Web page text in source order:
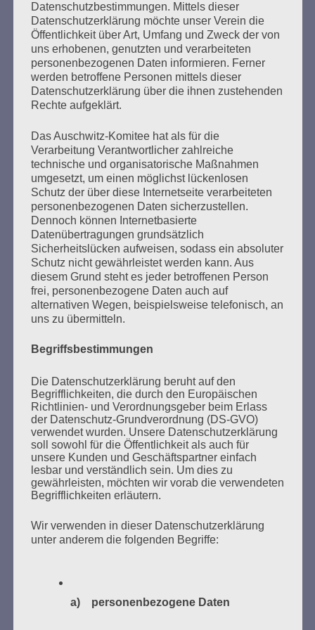
SUCHEN
NACH:
MARATHONLESUNG AUS DEN
VERBRANNTEN BÜCHERN
Donnerstag, 21. Mai 2026, 11 – 18 Uhr
Zum 26. Mal gibt es eine Marathonlesung anlässlich
des Gedenkens an die Verbrennung von Büchern am
Studentenorganisationen und Burschenschaftler
Weitere Informationen:lesezeichen-setzen.de
GEDENKEN UND ERINNERN BEGINNT IN
UNSERER NACHBARSCHAFT
Datenschutzbestimmungen. Mittels dieser
Datenschutzerklärung möchte unser Verein die
Öffentlichkeit über Art, Umfang und Zweck der von
uns erhobenen, genutzten und verarbeiteten
personenbezogenen Daten informieren. Ferner
werden betroffene Personen mittels dieser
Datenschutzerklärung über die ihnen zustehenden
Rechte aufgeklärt.
Das Auschwitz-Komitee hat als für die
Verarbeitung Verantwortlicher zahlreiche
technische und organisatorische Maßnahmen
umgesetzt, um einen möglichst lückenlosen
Schutz der über diese Internetseite verarbeiteten
personenbezogenen Daten sicherzustellen.
Dennoch können Internetbasierte
Datenübertragungen grundsätzlich
Sicherheitslücken aufweisen, sodass ein absoluter
Schutz nicht gewährleistet werden kann. Aus
diesem Grund steht es jeder betroffenen Person
frei, personenbezogene Daten auch auf
alternativen Wegen, beispielsweise telefonisch, an
uns zu übermitteln.
Begriffsbestimmungen
Die Datenschutzerklärung beruht auf den
Begrifflichkeiten, die durch den Europäischen
Richtlinien- und Verordnungsgeber beim Erlass
der Datenschutz-Grundverordnung (DS-GVO)
verwendet wurden. Unsere Datenschutzerklärung
soll sowohl für die Öffentlichkeit als auch für
unsere Kunden und Geschäftspartner einfach
lesbar und verständlich sein. Um dies zu
gewährleisten, möchten wir vorab die verwendeten
Begrifflichkeiten erläutern.
Wir verwenden in dieser Datenschutzerklärung
unter anderem die folgenden Begriffe:
a) personenbezogene Daten